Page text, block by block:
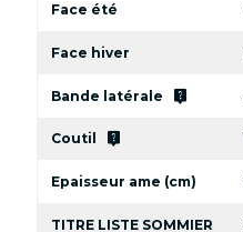
Face été
Face hiver
Bande latérale live_help
Coutil live_help
Epaisseur ame (cm)
TITRE LISTE SOMMIER